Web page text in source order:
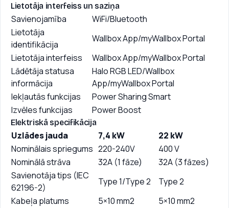
Lietotāja interfeiss un saziņa
Savienojamība
WiFi/Bluetooth
Lietotāja
identifikācija
Wallbox App/myWallbox Portal
Lietotāja interfeiss
Wallbox App/myWallbox Portal
Lādētāja statusa
informācija
Halo RGB LED/Wallbox
App/myWallbox Portal
Iekļautās funkcijas
Power Sharing Smart
Izvēles funkcijas
Power Boost
Elektriskā specifikācija
Uzlādes jauda 7,4 kW
22 kW
Nominālais spriegums 220-240V
400 V
Nominālā strāva
32A (1 fāze)
32A (3 fāzes)
Savienotāja tips (IEC
62196-2)
Type 1/Type 2
Type 2
Kabeļa platums
5×10 mm2
5×10 mm2